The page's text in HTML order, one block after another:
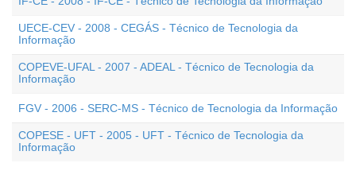
UECE-CEV - 2008 - CEGÁS - Técnico de Tecnologia da
Informação
COPEVE-UFAL - 2007 - ADEAL - Técnico de Tecnologia da
Informação
FGV - 2006 - SERC-MS - Técnico de Tecnologia da Informação
COPESE - UFT - 2005 - UFT - Técnico de Tecnologia da
Informação